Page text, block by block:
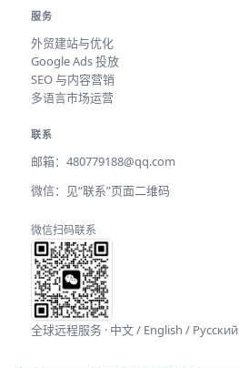
服务
外贸建站与优化
Google Ads 投放
SEO 与内容营销
多语言市场运营
联系
邮箱：480779188@qq.com
微信：见“联系”页面二维码
微信扫码联系
全球远程服务 · 中文 / English / Русский